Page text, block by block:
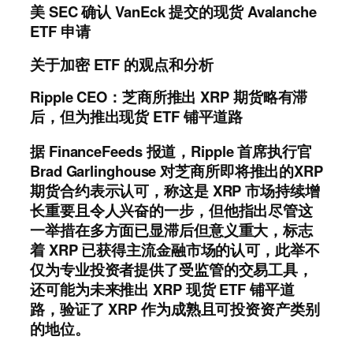
美 SEC 确认 VanEck 提交的现货 Avalanche
ETF 申请
关于加密 ETF 的观点和分析
Ripple CEO：芝商所推出 XRP 期货略有滞
后，但为推出现货 ETF 铺平道路
据 FinanceFeeds 报道，Ripple 首席执行官
Brad Garlinghouse 对芝商所即将推出的XRP
期货合约表示认可，称这是 XRP 市场持续增
长重要且令人兴奋的一步，但他指出尽管这
一举措在多方面已显滞后但意义重大，标志
着 XRP 已获得主流金融市场的认可，此举不
仅为专业投资者提供了受监管的交易工具，
还可能为未来推出 XRP 现货 ETF 铺平道
路，验证了 XRP 作为成熟且可投资资产类别
的地位。